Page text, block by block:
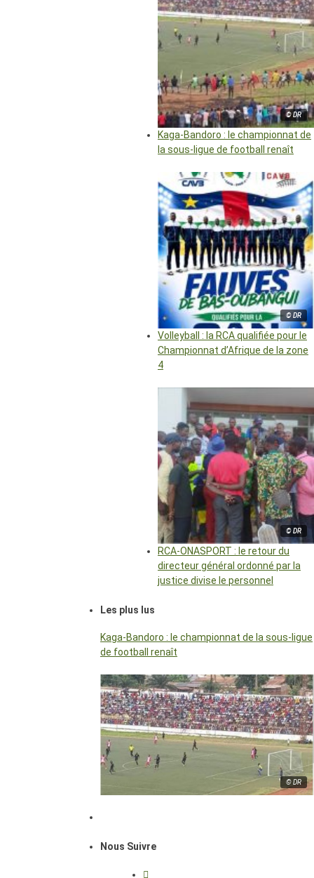
© DR
Kaga-Bandoro : le championnat de
la sous-ligue de football renaît
© DR
Volleyball : la RCA qualifiée pour le
Championnat d’Afrique de la zone
4
© DR
RCA-ONASPORT : le retour du
directeur général ordonné par la
justice divise le personnel
Les plus lus
Kaga-Bandoro : le championnat de la sous-ligue
de football renaît
© DR
Nous Suivre